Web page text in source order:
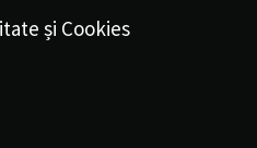
și Cookies